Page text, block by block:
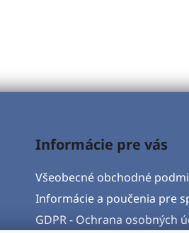
Informácie pre vás
Všeobecné obchodné
Informácie a poučenia pre
GDPR - Ochrana osobných